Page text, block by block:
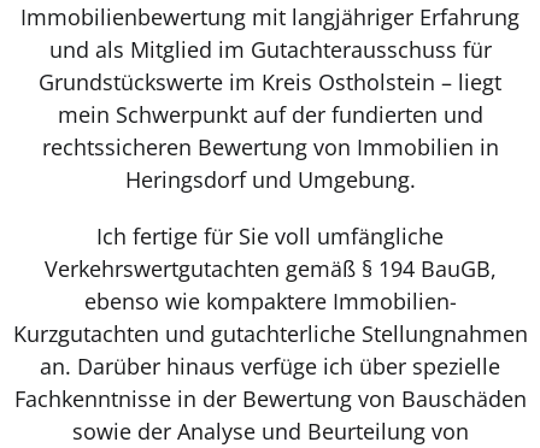
Immobilienbewertung mit langjähriger Erfahrung
und als Mitglied im Gutachterausschuss für
Grundstückswerte im Kreis Ostholstein – liegt
mein Schwerpunkt auf der fundierten und
rechtssicheren Bewertung von Immobilien in
Heringsdorf und Umgebung.
Ich fertige für Sie voll umfängliche
Verkehrswertgutachten gemäß § 194 BauGB,
ebenso wie kompaktere Immobilien-
Kurzgutachten und gutachterliche Stellungnahmen
an. Darüber hinaus verfüge ich über spezielle
Fachkenntnisse in der Bewertung von Bauschäden
sowie der Analyse und Beurteilung von